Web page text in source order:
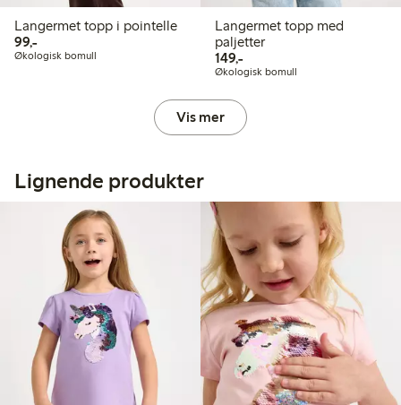
Langermet topp i pointelle
99,-99,00 kr
Økologisk bomull
Langermet topp med
paljetter
149,-149,00 kr
Økologisk bomull
Vis mer
Lignende produkter